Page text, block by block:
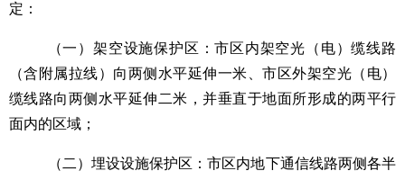
定：
（一）架空设施保护区：市区内架空光（电）缆线路
（含附属拉线）向两侧水平延伸一米、市区外架空光（电）
缆线路向两侧水平延伸二米，并垂直于地面所形成的两平行
面内的区域；
（二）埋设设施保护区：市区内地下通信线路两侧各半